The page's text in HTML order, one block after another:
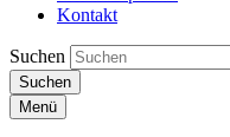
Kontakt
Suchen
Suchen
Menü